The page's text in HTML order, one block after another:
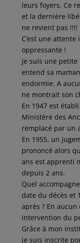
leurs foyers. Ce
et la dernière
ne revient pas !!!!
C’est une
oppressante !
Je suis une
entend sa
endormie. A
ne montrait son
En 1947 est
Ministère des
remplacé par un
En 1955, un
prononcé alors
ans est apprenti
depuis 2 ans.
Quel
date du décès et
après ? En aucun
intervention du
Grâce à mon
je suis inscrite